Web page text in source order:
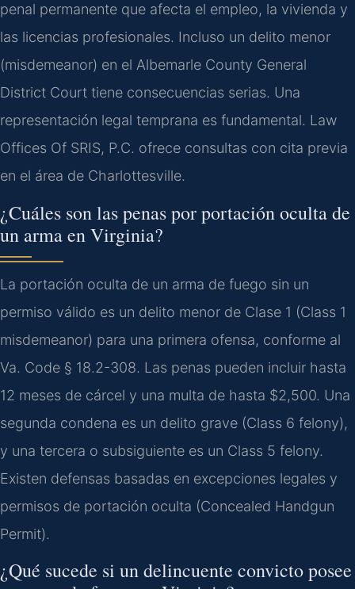
penal permanente que afecta el empleo, la vivienda y
las licencias profesionales. Incluso un delito menor
(misdemeanor) en el Albemarle County General
District Court tiene consecuencias serias. Una
representación legal temprana es fundamental. Law
Offices Of SRIS, P.C. ofrece consultas con cita previa
en el área de Charlottesville.
¿Cuáles son las penas por portación oculta de
un arma en Virginia?
La portación oculta de un arma de fuego sin un
permiso válido es un delito menor de Clase 1 (Class 1
misdemeanor) para una primera ofensa, conforme al
Va. Code § 18.2-308. Las penas pueden incluir hasta
12 meses de cárcel y una multa de hasta $2,500. Una
segunda condena es un delito grave (Class 6 felony),
y una tercera o subsiguiente es un Class 5 felony.
Existen defensas basadas en excepciones legales y
permisos de portación oculta (Concealed Handgun
Permit).
¿Qué sucede si un delincuente convicto posee